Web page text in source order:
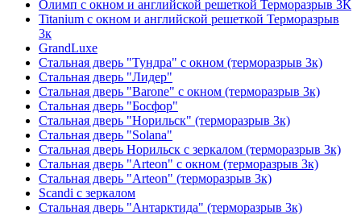
Олимп с окном и английской решеткой Терморазрыв 3К
Titanium с окном и английской решеткой Терморазрыв
3к
GrandLuxe
Стальная дверь "Тундра" с окном (терморазрыв 3к)
Стальная дверь "Лидер"
Стальная дверь "Barone" с окном (терморазрыв 3к)
Стальная дверь "Босфор"
Стальная дверь "Норильск" (терморазрыв 3к)
Стальная дверь "Solana"
Стальная дверь Норильск с зеркалом (терморазрыв 3к)
Стальная дверь "Arteon" с окном (терморазрыв 3к)
Стальная дверь "Arteon" (терморазрыв 3к)
Scandi с зеркалом
Стальная дверь "Антарктида" (терморазрыв 3к)